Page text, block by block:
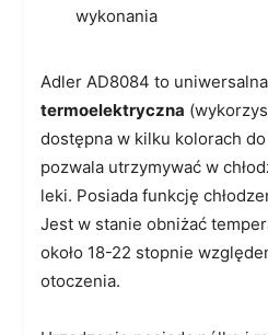
Adler AD8084 to
termoelektryczna
dostępna w kilku kolorach
pozwala utrzymywać w
leki. Posiada funkcję
Jest w stanie obniżać
około 18-22 stopnie
otoczenia.
wykonania